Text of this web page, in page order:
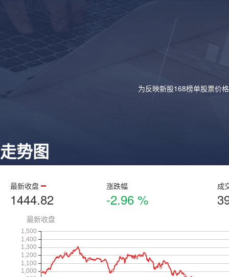
为反映新股168榜单股票价
走势图
最新收盘
1444.82
涨跌幅
-2.96 %
成